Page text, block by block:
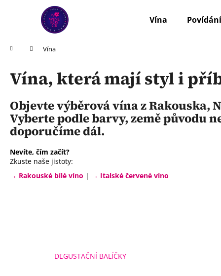
Vína
Domů Vína
Vína, která mají styl i
ObjevtevýběrovávínazRakouska,
Vybertepodlebarvy,zeměpůvodu
doporučímedál.
Nevíte, čím začít?
Zkuste naše jistoty:
→ Rakouské bílé víno | → Italské červené víno
DEGUSTAČNÍ BALÍČKY
Zpět
obchodu
Zpět
obchodu